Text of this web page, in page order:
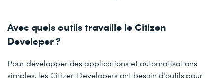
Avec quels outils travaille le Citizen
Developer ?
Pour développer des applications et automatisations
simples, les Citizen Developers ont besoin d’outils pour